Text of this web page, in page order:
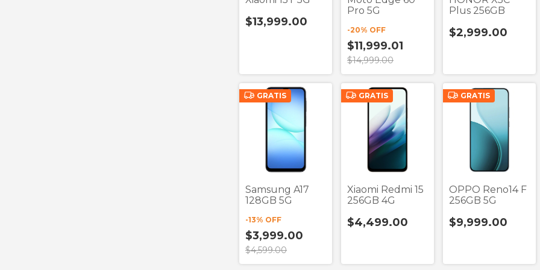
$13,999.00
Pro 5G
-20% OFF
$11,999.01
$14,999.00
Plus 256GB
$2,999.00
GRATIS
Samsung A17
128GB 5G
-13% OFF
$3,999.00
$4,599.00
GRATIS
Xiaomi Redmi 15
256GB 4G
$4,499.00
GRATIS
OPPO Reno14 F
256GB 5G
$9,999.00